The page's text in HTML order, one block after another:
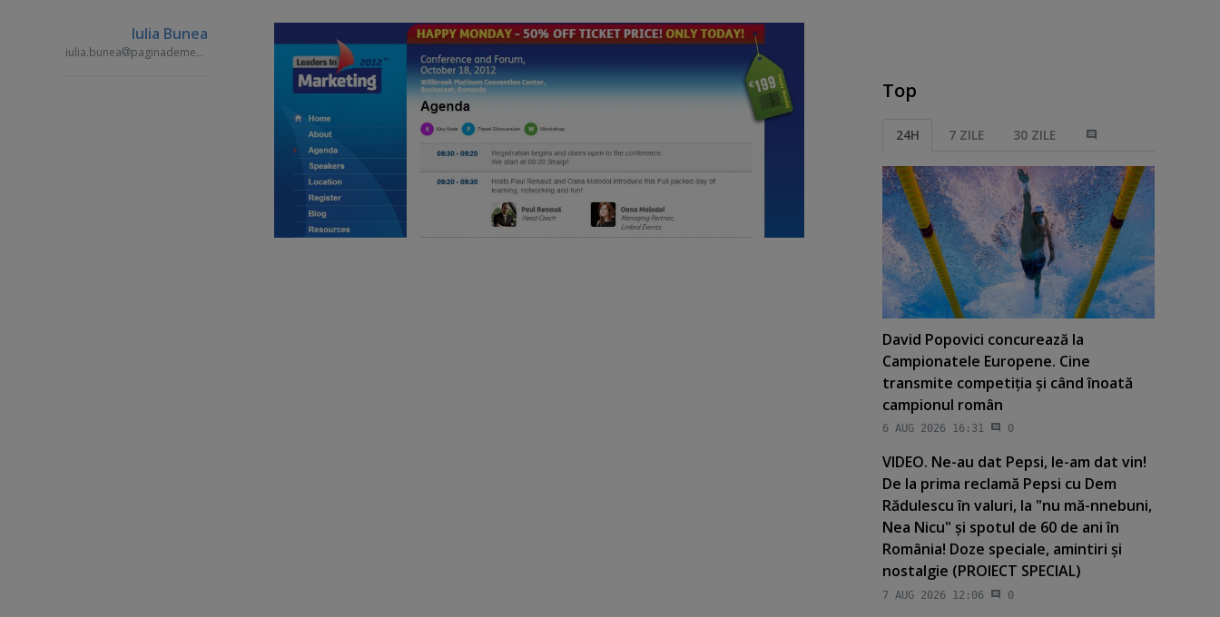
Iulia Bunea
iulia.bunea paginademedia.ro
Top
24H 7 ZILE 30 ZILE
David Popovici concurează la
Campionatele Europene. Cine
transmite competiţia şi când înoată
campionul român
6 AUG 2026 16:31 0
VIDEO. Ne-au dat Pepsi, le-am dat vin!
De la prima reclamă Pepsi cu Dem
Rădulescu în valuri, la "nu mă-nnebuni,
Nea Nicu" şi spotul de 60 de ani în
România! Doze speciale, amintiri şi
nostalgie (PROIECT SPECIAL)
7 AUG 2026 12:06 0